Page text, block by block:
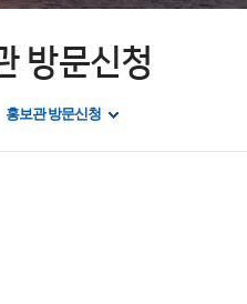
방문신청
홍보관 방문신청